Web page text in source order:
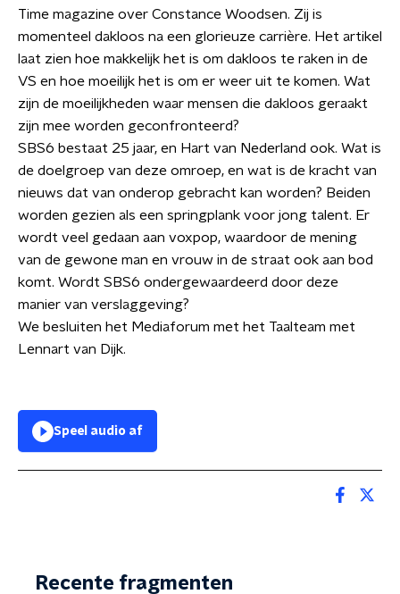
Time magazine over Constance Woodsen. Zij is
momenteel dakloos na een glorieuze carrière. Het artikel
laat zien hoe makkelijk het is om dakloos te raken in de
VS en hoe moeilijk het is om er weer uit te komen. Wat
zijn de moeilijkheden waar mensen die dakloos geraakt
zijn mee worden geconfronteerd?
SBS6 bestaat 25 jaar, en Hart van Nederland ook. Wat is
de doelgroep van deze omroep, en wat is de kracht van
nieuws dat van onderop gebracht kan worden? Beiden
worden gezien als een springplank voor jong talent. Er
wordt veel gedaan aan voxpop, waardoor de mening
van de gewone man en vrouw in de straat ook aan bod
komt. Wordt SBS6 ondergewaardeerd door deze
manier van verslaggeving?
We besluiten het Mediaforum met het Taalteam met
Lennart van Dijk.
Speel audio af
Recente fragmenten